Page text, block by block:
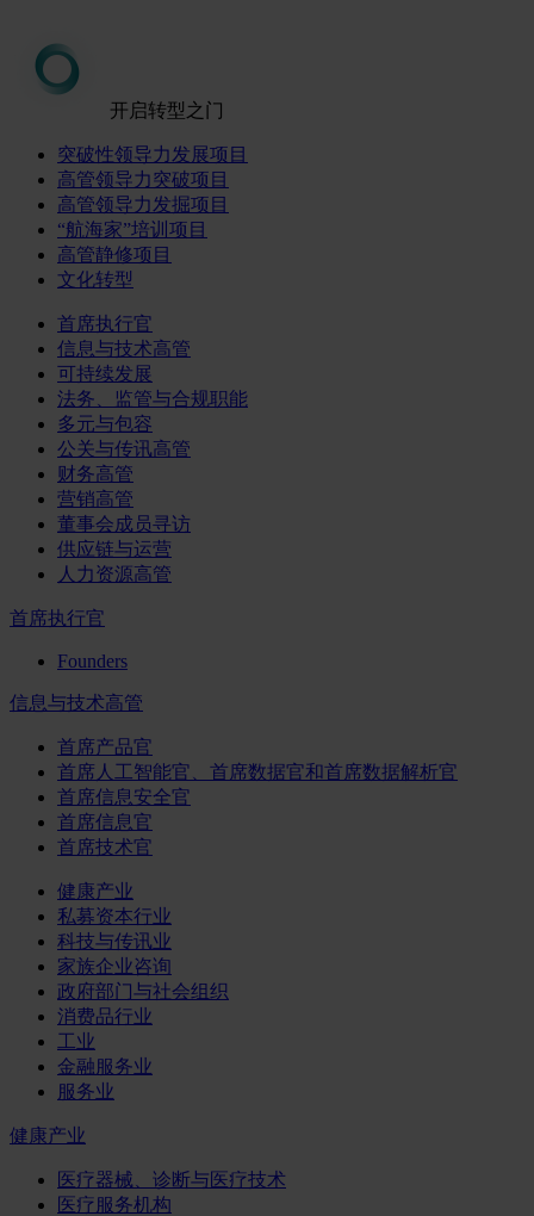
开启转型之门
突破性领导力发展项目
高管领导力突破项目
高管领导力发掘项目
“航海家”培训项目
高管静修项目
文化转型
首席执行官
信息与技术高管
可持续发展
法务、监管与合规职能
多元与包容
公关与传讯高管
财务高管
营销高管
董事会成员寻访
供应链与运营
人力资源高管
首席执行官
Founders
信息与技术高管
首席产品官
首席人工智能官、首席数据官和首席数据解析官
首席信息安全官
首席信息官
首席技术官
健康产业
私募资本行业
科技与传讯业
家族企业咨询
政府部门与社会组织
消费品行业
工业
金融服务业
服务业
健康产业
医疗器械、诊断与医疗技术
医疗服务机构